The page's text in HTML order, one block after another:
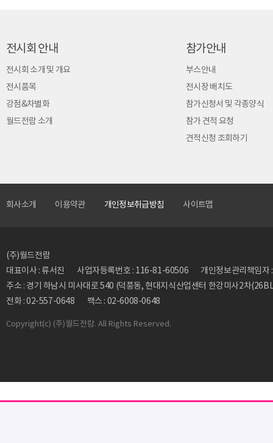
전시회 안내
전시회 소개 및 개요
전시품목
강점&차별화
월드전람 소개
참가안내
부스안내
전시장 배치도
참가신청서 및 각종양식
참가 견적 요청
견적신청 조회하기
회사소개 이용약관 개인정보취급방침 사이트맵
(주)월드전람
대표이사 : 류서진
사업자등록번호 : 116-81-60506
개인정보관리책임
주소 : 경기 하남시 미사대로 540 (덕풍동, 현대지식산업센터 한강미사2차
전화 : 02-557-0648
팩스 : 02-6008-0648
Copyright(c) (주)월드전람. All Rights Reserved.